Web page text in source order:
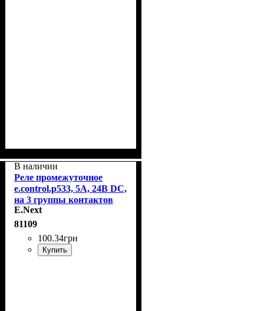
В наличии
Реле промежуточное
e.control.p533, 5А, 24В DC,
на 3 группы контактов
E.Next i.my3.24dc
E.Next
81109
100.34грн
Купить